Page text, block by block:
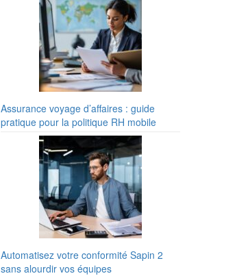
Assurance voyage d’affaires : guide
pratique pour la politique RH mobile
Automatisez votre conformité Sapin 2
sans alourdir vos équipes